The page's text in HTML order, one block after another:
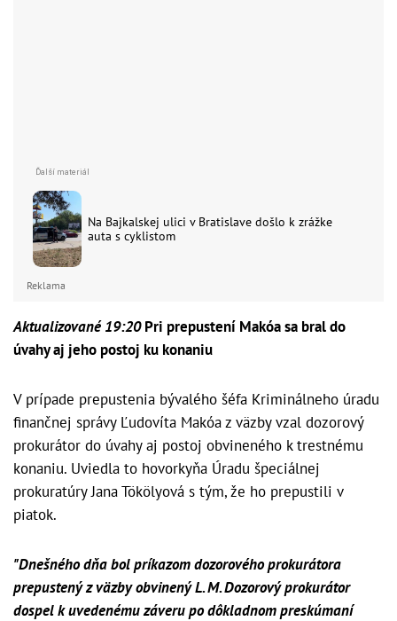
Na Bajkalskej ulici v Bratislave došlo k zrážke
auta s cyklistom
Reklama
Aktualizované 19:20Pri prepustení Makóa sa bral do
úvahy aj jeho postoj ku konaniu
V prípade prepustenia bývalého šéfa Kriminálneho úradu
finančnej správy Ľudovíta Makóa z väzby vzal dozorový
prokurátor do úvahy aj postoj obvineného k trestnému
konaniu. Uviedla to hovorkyňa Úradu špeciálnej
prokuratúry Jana Tökölyová s tým, že ho prepustili v
piatok.
"Dnešného dňa bol príkazom dozorového prokurátora
prepustený z väzby obvinený L. M. Dozorový prokurátor
dospel k uvedenému záveru po dôkladnom preskúmaní